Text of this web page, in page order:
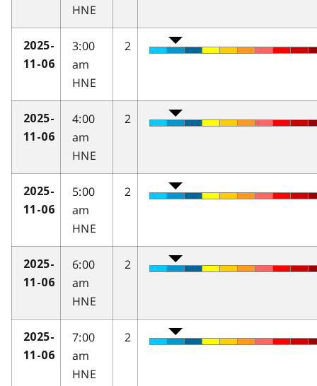
HNE
2025-
11-06
3:00
am
HNE
2
2025-
11-06
4:00
am
HNE
2
2025-
11-06
5:00
am
HNE
2
2025-
11-06
6:00
am
HNE
2
2025-
11-06
7:00
am
HNE
2